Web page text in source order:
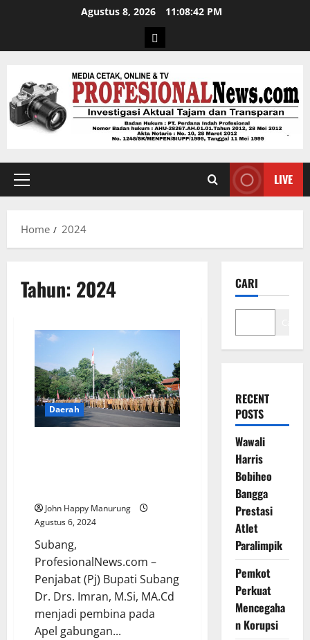
Agustus 8, 2026 11:08:43 PM
LIVE
Home 2024
Tahun: 2024
Daerah
John Happy Manurung
Agustus 6, 2024
Subang,
ProfesionalNews.com –
Penjabat (Pj) Bupati Subang
Dr. Drs. Imran, M.Si, MA.Cd
menjadi pembina pada
Apel gabungan...
CARI
RECENT
POSTS
Wawali
Harris
Bobiheo
Bangga
Prestasi
Atlet
Paralimpik
Pemkot
Perkuat
Mencegaha
n Korupsi